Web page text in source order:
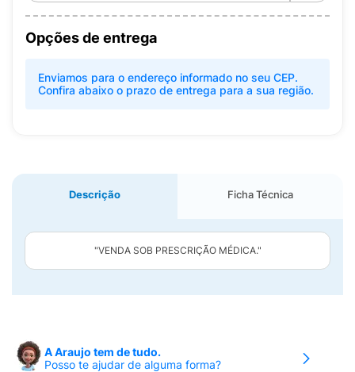
Opções de entrega
Enviamos para o endereço informado no seu CEP.
Confira abaixo o prazo de entrega para a sua região.
Descrição Ficha Técnica
"VENDA SOB PRESCRIÇÃO MÉDICA."
A Araujo tem de tudo.
Posso te ajudar de alguma forma?